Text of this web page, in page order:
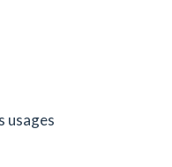
usages